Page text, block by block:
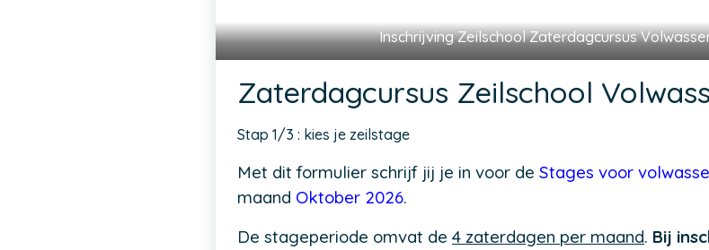
Inschrijving Zeilschool Zaterdagcursus
Zaterdagcursus Zeilschool
Stap 1/3 : kies je zeilstage
Met dit formulier schrijf jij je in voor de Stages voor
maand Oktober 2026.
De stageperiode omvat de 4 zaterdagen per maand. Bij